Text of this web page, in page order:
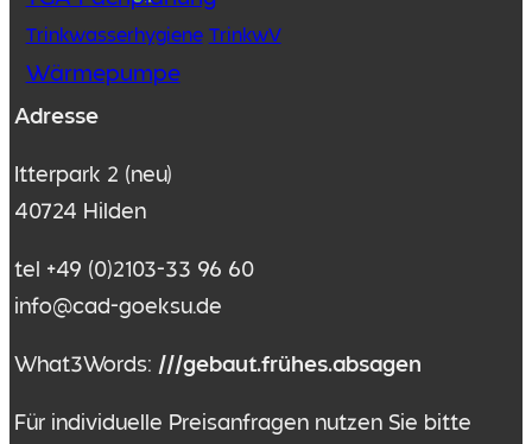
Trinkwasserhygiene TrinkwV
Wärmepumpe
Adresse
Itterpark 2 (neu)
40724 Hilden
tel +49 (0)2103-33 96 60
info@cad-goeksu.de
What3Words: ///gebaut.frühes.absagen
Für individuelle Preisanfragen nutzen Sie bitte